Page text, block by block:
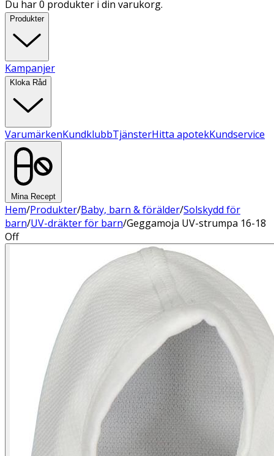
Du har 0 produkter i din varukorg.
Produkter
Kampanjer
Kloka Råd
VarumärkenKundklubbTjänsterHitta apotekKundservice
Mina Recept
Hem/Produkter/Baby, barn & förälder/Solskydd för
barn/UV-dräkter för barn/Geggamoja UV-strumpa 16-18
Off